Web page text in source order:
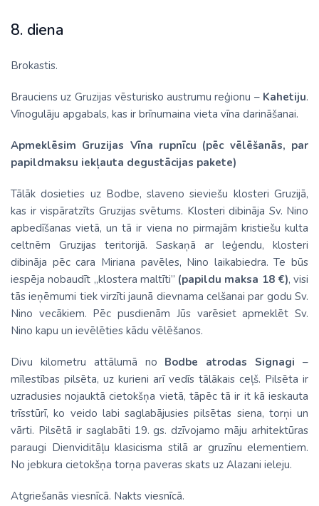
8. diena
Brokastis.
Brauciens uz Gruzijas vēsturisko austrumu reģionu – Kahetiju.
Vīnogulāju apgabals, kas ir brīnumaina vieta vīna darināšanai.
Apmeklēsim Gruzijas Vīna rupnīcu (pēc vēlēšanās, par
papildmaksu iekļauta degustācijas pakete)
Tālāk dosieties uz Bodbe, slaveno sieviešu klosteri Gruzijā,
kas ir vispāratzīts Gruzijas svētums. Klosteri dibināja Sv. Nino
apbedīšanas vietā, un tā ir viena no pirmajām kristiešu kulta
celtnēm Gruzijas teritorijā. Saskaņā ar leģendu, klosteri
dibināja pēc cara Miriana pavēles, Nino laikabiedra. Te būs
iespēja nobaudīt „klostera maltīti” (papildu maksa 18 €), visi
tās ieņēmumi tiek virzīti jaunā dievnama celšanai par godu Sv.
Nino vecākiem. Pēc pusdienām Jūs varēsiet apmeklēt Sv.
Nino kapu un ievēlēties kādu vēlēšanos.
Divu kilometru attālumā no Bodbe atrodas Signagi–
mīlestības pilsēta, uz kurieni arī vedīs tālākais ceļš. Pilsēta ir
uzradusies nojauktā cietokšņa vietā, tāpēc tā ir it kā ieskauta
trīsstūrī, ko veido labi saglabājusies pilsētas siena, torņi un
vārti. Pilsētā ir saglabāti 19. gs. dzīvojamo māju arhitektūras
paraugi Dienviditāļu klasicisma stilā ar gruzīnu elementiem.
No jebkura cietokšņa torņa paveras skats uz Alazani ieleju.
Atgriešanās viesnīcā. Nakts viesnīcā.